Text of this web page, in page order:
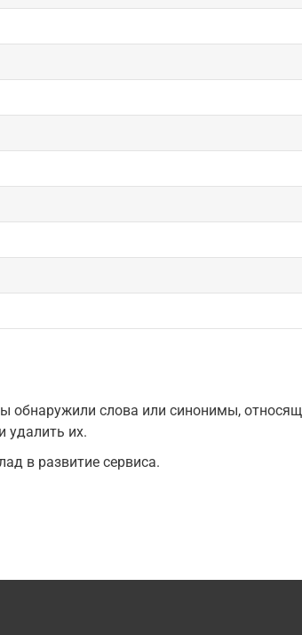
обнаружили слова или синонимы,
удалить их.
в развитие сервиса.